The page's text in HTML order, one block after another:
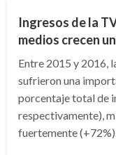
Ingresos de la
medios crecen
Entre 2015 y 2016,
sufrieron una
porcentaje total de
respectivamente),
fuertemente (+72%).